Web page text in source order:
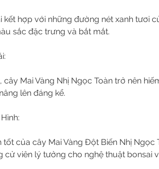
hợp với những đường nét xanh tươi
sắc đặc trưng và bắt mắt.
Mai Vàng Nhị Ngọc Toàn trở nên
lên đáng kể.
tốt của cây Mai Vàng Đột Biến Nhị Ngọc
cử viên lý tưởng cho nghệ thuật bonsai